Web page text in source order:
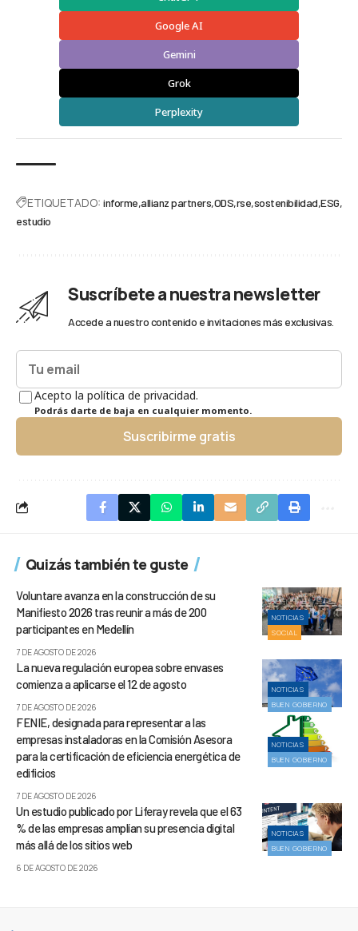
Google AI
Gemini
Grok
Perplexity
ETIQUETADO: informe allianz partners ODS rse sostenibilidad ESG
estudio
Suscríbete a nuestra newsletter
Accede a nuestro contenido e invitaciones más exclusivas.
Acepto la política de privacidad.
Podrás darte de baja en cualquier momento.
Suscribirme gratis
Quizás también te guste
NOTICIAS
SOCIAL
Voluntare avanza en la construcción de su
Manifiesto 2026 tras reunir a más de 200
participantes en Medellín
7 DE AGOSTO DE 2026
NOTICIAS
BUEN GOBIERNO
La nueva regulación europea sobre envases
comienza a aplicarse el 12 de agosto
7 DE AGOSTO DE 2026
NOTICIAS
BUEN GOBIERNO
FENIE, designada para representar a las
empresas instaladoras en la Comisión Asesora
para la certificación de eficiencia energética de
edificios
7 DE AGOSTO DE 2026
NOTICIAS
BUEN GOBIERNO
Un estudio publicado por Liferay revela que el 63
% de las empresas amplían su presencia digital
más allá de los sitios web
6 DE AGOSTO DE 2026